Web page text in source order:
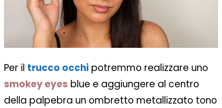
Per il trucco occhi potremmo realizzare uno
smokey eyes blue e aggiungere al centro
della palpebra un ombretto metallizzato tono